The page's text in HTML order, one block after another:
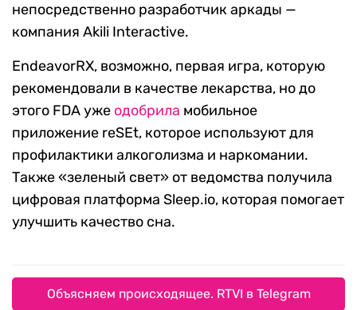
непосредственно разработчик аркады —
компания Akili Interactive.
EndeavorRX, возможно, первая игра, которую
рекомендовали в качестве лекарства, но до
этого FDA уже одобрила мобильное
приложение reSEt, которое используют для
профилактики алкоголизма и наркомании.
Также «зеленый свет» от ведомства получила
цифровая платформа Sleep.io, которая помогает
улучшить качество сна.
Объясняем происходящее. RTVI в Telegram